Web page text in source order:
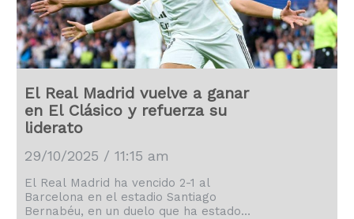
El Real Madrid vuelve a ganar
en El Clásico y refuerza su
liderato
29/10/2025 / 11:15 am
El Real Madrid ha vencido 2-1 al
Barcelona en el estadio Santiago
Bernabéu, en un duelo que ha estado